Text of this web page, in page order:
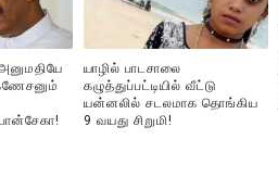
யாழில் பாடசாலை
கழுத்துப்பட்டியில் வீட்டு
யன்னலில் சடலமாக தொங்கிய
9 வயது சிறுமி!